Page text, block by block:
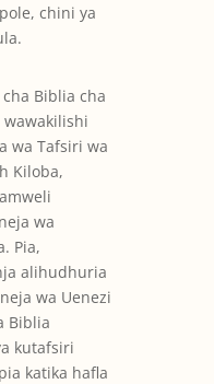
chini ya
Biblia cha
wa Tafsiri wa
Kiloba,
wa
Pia,
alihudhuria
wa Uenezi
Biblia
kutafsiri
katika hafla